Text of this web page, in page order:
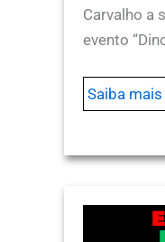
Carvalho a
evento
Saiba mais